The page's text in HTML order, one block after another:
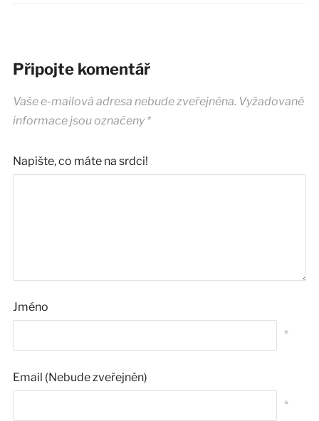
Připojte komentář
Vaše e-mailová adresa nebude zveřejněna. Vyžadované
informace jsou označeny*
Napište, co máte na srdci!
Jméno
*
Email (Nebude zveřejněn)
*